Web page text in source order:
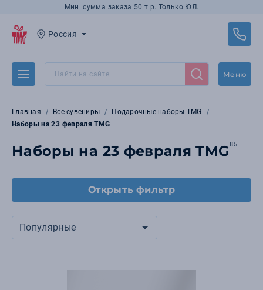
Мин. сумма заказа 50 т.р. Только ЮЛ.
Россия
Меню
Главная Все сувениры
Подарочные наборы TMG
Наборы на 23 февраля TMG
Наборы на 23 февраля TMG85
Открыть фильтр
Популярные